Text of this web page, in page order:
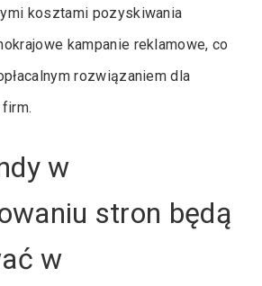
kosztami pozyskiwania
kampanie reklamowe, co
rozwiązaniem dla
w
stron będą
w